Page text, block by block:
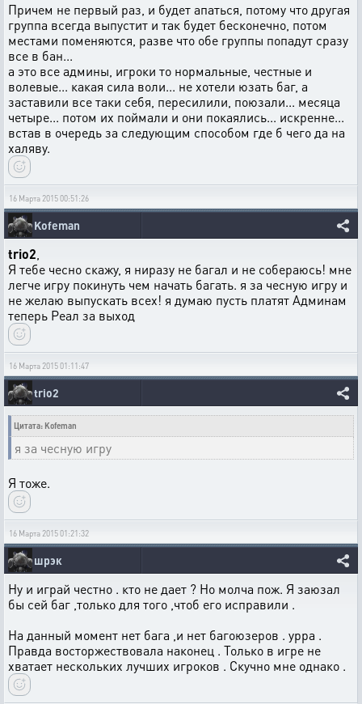
Причем не первый раз, и будет апаться, потому что другая
группа всегда выпустит и так будет бесконечно, потом
местами поменяются, разве что обе группы попадут сразу
все в бан...
а это все админы, игроки то нормальные, честные и
волевые... какая сила воли... не хотели юзать баг, а
заставили все таки себя, пересилили, поюзали... месяца
четыре... потом их поймали и они покаялись... искренне...
встав в очередь за следующим способом где б чего да на
халяву.
16 Марта 2015 00:51:26
Kofeman
trio2
Я тебе чесно скажу, я ниразу не багал и не собераюсь! мне
легче игру покинуть чем начать багать. я за чесную игру и
не желаю выпускать всех! я думаю пусть платят Админам
теперь Реал за выход
16 Марта 2015 01:11:47
trio2
Цитата: Kofeman
я за чесную игру
Я тоже.
16 Марта 2015 01:21:32
шрэк
Ну и играй честно . кто не дает ? Но молча пож. Я заюзал
бы сей баг ,только для того ,чтоб его исправили .
На данный момент нет бага ,и нет багоюзеров . урра .
Правда восторжествовала наконец . Только в игре не
хватает нескольких лучших игроков . Скучно мне однако .